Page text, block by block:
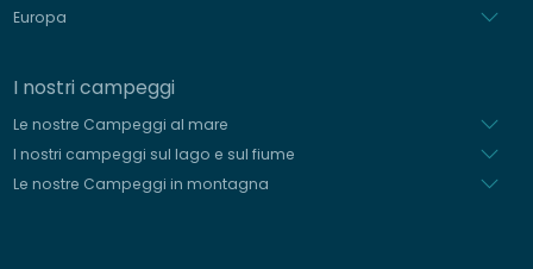
Europa
I nostri campeggi
Le nostre Campeggi al mare
I nostri campeggi sul lago e sul fiume
Le nostre Campeggi in montagna